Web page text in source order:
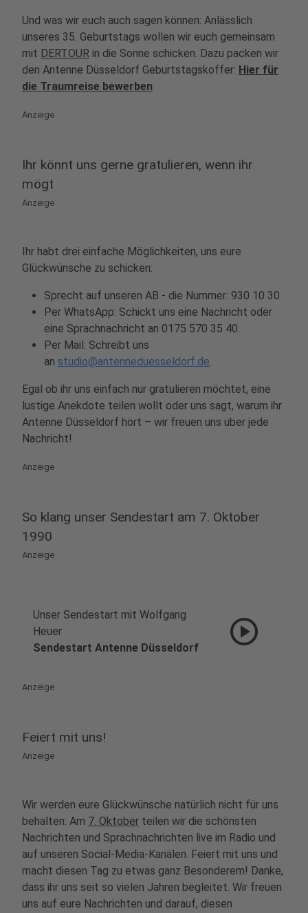
Und was wir euch auch sagen können: Anlässlich
unseres 35. Geburtstags wollen wir euch gemeinsam
mit DERTOUR in die Sonne schicken. Dazu packen wir
den Antenne Düsseldorf Geburtstagskoffer: Hier für
die Traumreise bewerben
Anzeige
Ihr könnt uns gerne gratulieren, wenn ihr
mögt
Anzeige
Ihr habt drei einfache Möglichkeiten, uns eure
Glückwünsche zu schicken:
Sprecht auf unseren AB - die Nummer: 930 10 30
Per WhatsApp: Schickt uns eine Nachricht oder
eine Sprachnachricht an 0175 570 35 40.
Per Mail: Schreibt uns
an studio@antenneduesseldorf.de.
Egal ob ihr uns einfach nur gratulieren möchtet, eine
lustige Anekdote teilen wollt oder uns sagt, warum ihr
Antenne Düsseldorf hört – wir freuen uns über jede
Nachricht!
Anzeige
So klang unser Sendestart am 7. Oktober
1990
Anzeige
Unser Sendestart mit Wolfgang
Heuer
Sendestart Antenne Düsseldorf
play_circle
Anzeige
Feiert mit uns!
Anzeige
Wir werden eure Glückwünsche natürlich nicht für uns
behalten: Am 7. Oktober teilen wir die schönsten
Nachrichten und Sprachnachrichten live im Radio und
auf unseren Social-Media-Kanälen. Feiert mit uns und
macht diesen Tag zu etwas ganz Besonderem! Danke,
dass ihr uns seit so vielen Jahren begleitet. Wir freuen
uns auf eure Nachrichten und darauf, diesen